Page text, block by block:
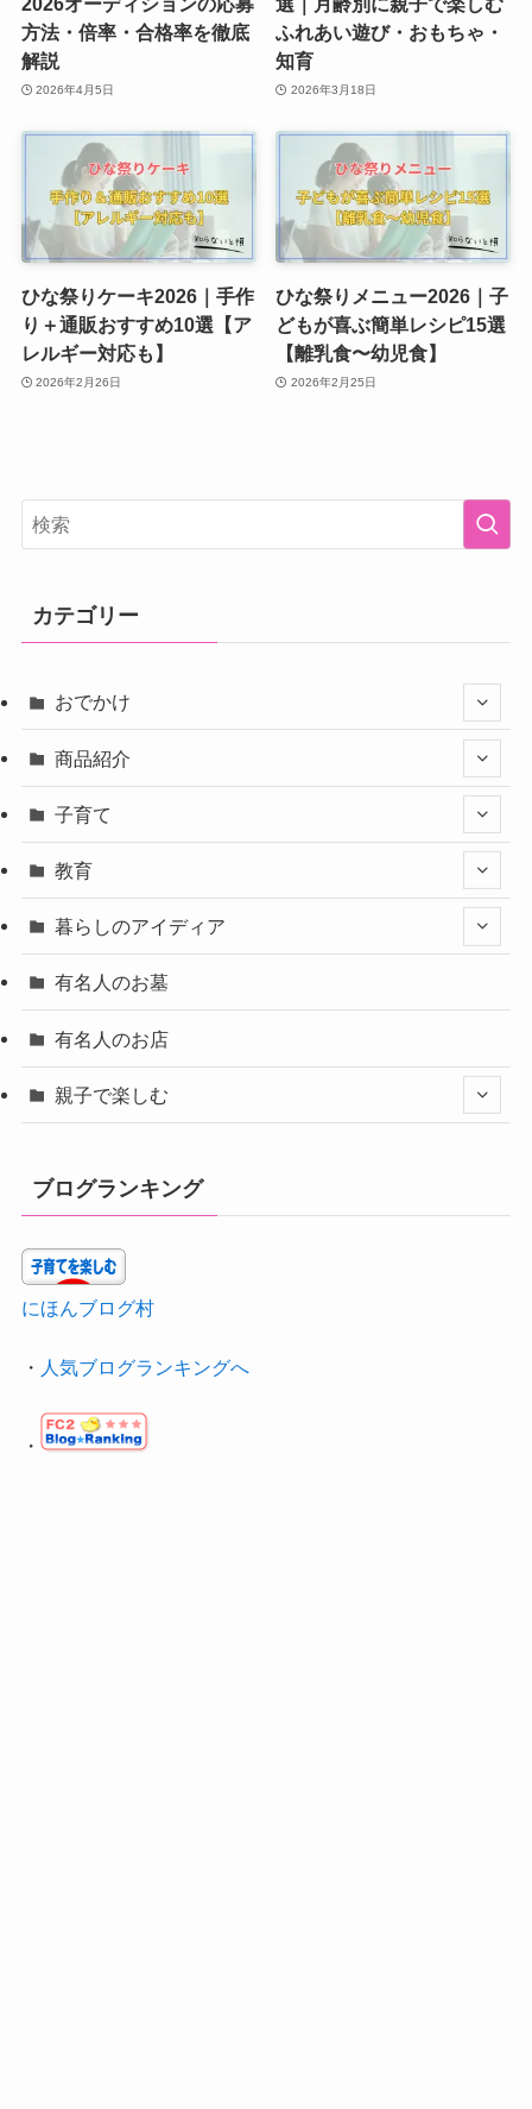
方法・倍率・合格率を徹底
解説
2026年4月5日
ふれあい遊び・おもちゃ・
知育
2026年3月18日
ひな祭りケーキ2026｜手作
り＋通販おすすめ10選【ア
レルギー対応も】
2026年2月26日
ひな祭りメニュー2026｜子
どもが喜ぶ簡単レシピ15選
【離乳食〜幼児食】
2026年2月25日
カテゴリー
おでかけ
商品紹介
子育て
教育
暮らしのアイディア
有名人のお墓
有名人のお店
親子で楽しむ
ブログランキング
にほんブログ村
・ 人気ブログランキングへ
・